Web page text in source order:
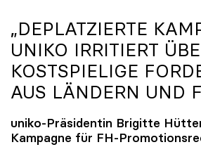
„DEPLATZIERTE
UNIKO IRRITIERT
KOSTSPIELIGE
AUS LÄNDERN UND
uniko-Präsidentin Brigitte
Kampagne für FH-